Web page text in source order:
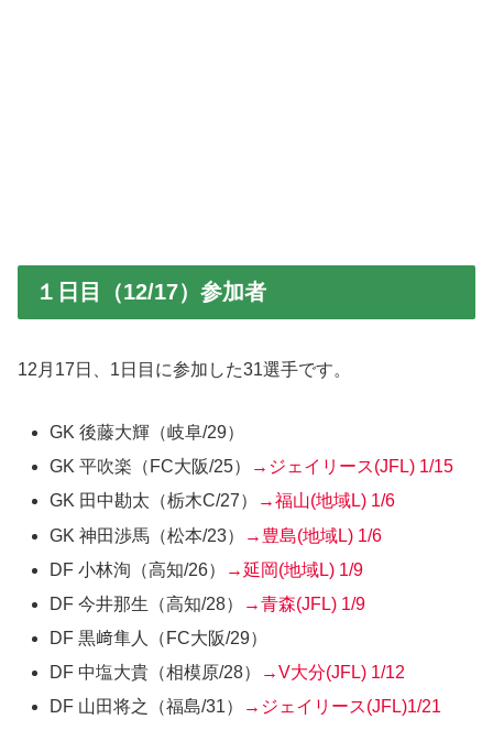
１日目（12/17）参加者
12月17日、1日目に参加した31選手です。
GK 後藤大輝 （岐阜/29）
GK 平吹楽 （FC大阪/25） →ジェイリース(JFL) 1/15
GK 田中勘太 （栃木C/27） →福山(地域L) 1/6
GK 神田渉馬 （松本/23） →豊島(地域L) 1/6
DF 小林洵 （高知/26） →延岡(地域L) 1/9
DF 今井那生 （高知/28） →青森(JFL) 1/9
DF 黒﨑隼人
（FC大阪/29）
DF 中塩大貴 （相模原/28） →V大分(JFL) 1/12
DF 山田将之
（福島/31） →ジェイリース(JFL)1/21